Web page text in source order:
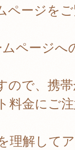
ページを
ページへ
ので、携
料金にご
理解して